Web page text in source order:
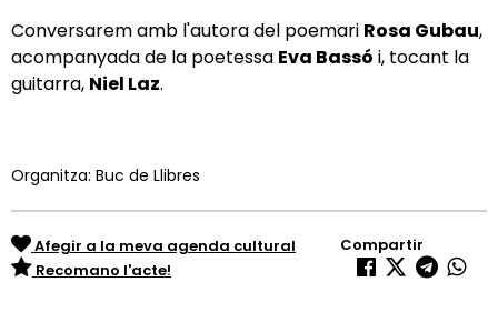
Conversarem amb l'autora del poemari Rosa Gubau,
acompanyada de la poetessa Eva Bassó i, tocant la
guitarra, Niel Laz.
Organitza: Buc de Llibres
Afegir a la meva agenda cultural
Recomano l'acte!
Compartir